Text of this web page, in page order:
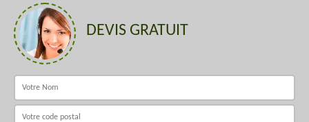
DEVIS GRATUIT